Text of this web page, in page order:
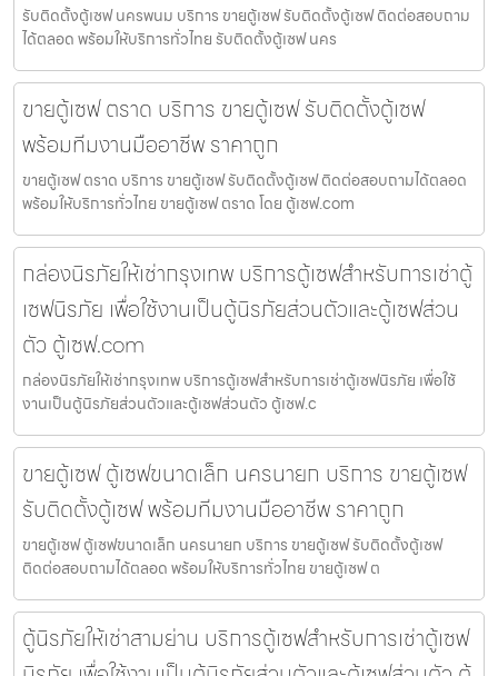
รับติดตั้งตู้เซฟ นครพนม บริการ ขายตู้เซฟ รับติดตั้งตู้เซฟ ติดต่อสอบถาม
ได้ตลอด พร้อมให้บริการทั่วไทย รับติดตั้งตู้เซฟ นคร
ขายตู้เซฟ ตราด บริการ ขายตู้เซฟ รับติดตั้งตู้เซฟ
พร้อมทีมงานมืออาชีพ ราคาถูก
ขายตู้เซฟ ตราด บริการ ขายตู้เซฟ รับติดตั้งตู้เซฟ ติดต่อสอบถามได้ตลอด
พร้อมให้บริการทั่วไทย ขายตู้เซฟ ตราด โดย ตู้เซฟ.com
กล่องนิรภัยให้เช่ากรุงเทพ บริการตู้เซฟสำหรับการเช่าตู้
เซฟนิรภัย เพื่อใช้งานเป็นตู้นิรภัยส่วนตัวและตู้เซฟส่วน
ตัว ตู้เซฟ.com
กล่องนิรภัยให้เช่ากรุงเทพ บริการตู้เซฟสำหรับการเช่าตู้เซฟนิรภัย เพื่อใช้
งานเป็นตู้นิรภัยส่วนตัวและตู้เซฟส่วนตัว ตู้เซฟ.c
ขายตู้เซฟ ตู้เซฟขนาดเล็ก นครนายก บริการ ขายตู้เซฟ
รับติดตั้งตู้เซฟ พร้อมทีมงานมืออาชีพ ราคาถูก
ขายตู้เซฟ ตู้เซฟขนาดเล็ก นครนายก บริการ ขายตู้เซฟ รับติดตั้งตู้เซฟ
ติดต่อสอบถามได้ตลอด พร้อมให้บริการทั่วไทย ขายตู้เซฟ ต
ตู้นิรภัยให้เช่าสามย่าน บริการตู้เซฟสำหรับการเช่าตู้เซฟ